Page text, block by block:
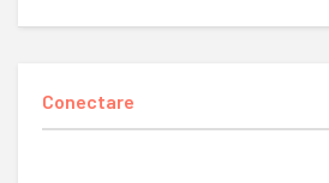
Conectare